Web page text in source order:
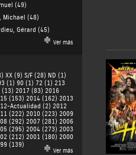
(49)
Michael (48)
Gérard (45)
Ver más
XX (9) S/F (28) ND (1)
(1) 90 (1) 72 (1) 213
(13) 2017 (83) 2016
(153) 2014 (162) 2013
Actualidad (2) 2012
(222) 2010 (223) 2009
(292) 2007 (281) 2006
(295) 2004 (273) 2003
(212) 2001 (180) 2000
(139)
Ver más